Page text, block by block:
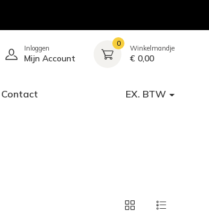
Inloggen
Mijn Account
0
Winkelmandje
€ 0,00
Contact EX. BTW